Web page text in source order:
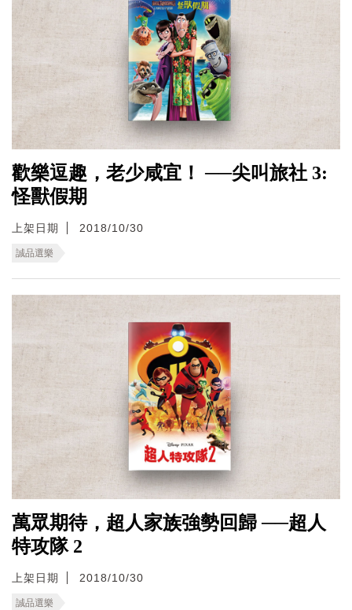
歡樂逗趣，老少咸宜！ ──尖叫旅社 3:
怪獸假期
上架日期 2018/10/30
誠品選樂
萬眾期待，超人家族強勢回歸 ──超人
特攻隊 2
上架日期 2018/10/30
誠品選樂